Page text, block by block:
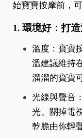
始寶寶按摩前，
1. 環境好：打
溫度：寶寶
溫建議維持
溜溜的寶寶
光線與聲音
光。關掉電
乾脆由你輕